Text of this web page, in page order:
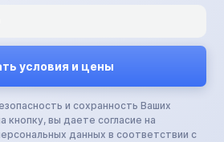
и сохранность Ваших
кнопку, вы даете согласие на
данных в соответствии с